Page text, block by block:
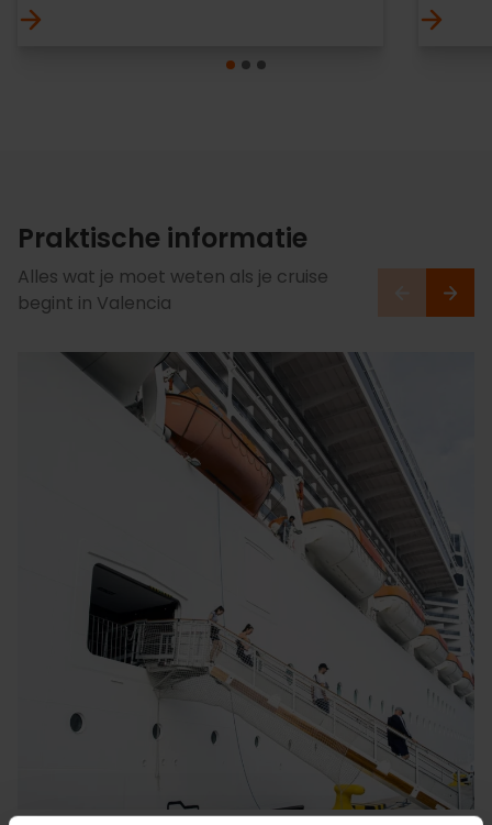
Praktische informatie
Alles wat je moet weten als je cruise
begint in Valencia